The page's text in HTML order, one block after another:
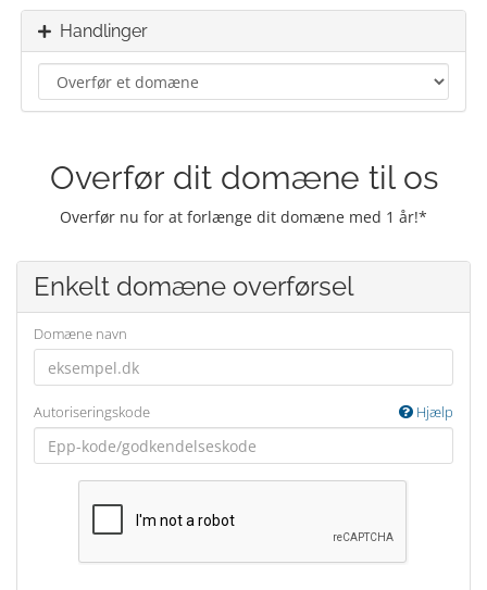
Handlinger
Overfør dit domæne til os
Overfør nu for at forlænge dit domæne med 1 år!*
Enkelt domæne overførsel
Domæne navn
Autoriseringskode Hjælp